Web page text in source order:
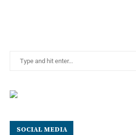
SOCIAL MEDIA